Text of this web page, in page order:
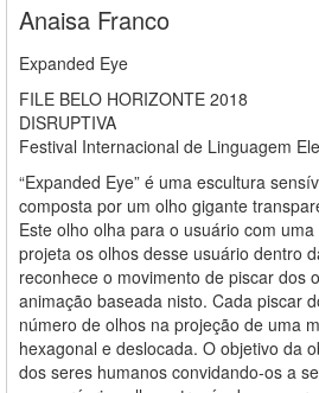
Anaisa Franco
Expanded Eye
FILE BELO HORIZONTE 2018
DISRUPTIVA
Festival Internacional de Linguagem
“Expanded Eye” é uma escultura
composta por um olho gigante
Este olho olha para o usuário com
projeta os olhos desse usuário dentro
reconhece o movimento de piscar dos
animação baseada nisto. Cada piscar
número de olhos na projeção de uma
hexagonal e deslocada. O objetivo da
dos seres humanos convidando-os a